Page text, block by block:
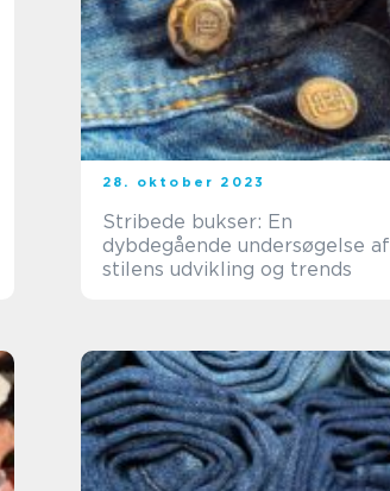
28. oktober 2023
Stribede bukser: En
dybdegående undersøgelse af
stilens udvikling og trends